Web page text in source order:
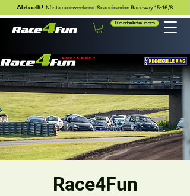
Aktuellt! Nästa raceweekend: Scandinavian Raceway 15-16/8
Kontakta oss
Race4Fun